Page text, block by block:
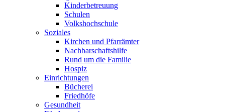
Kinderbetreuung
Schulen
Volkshochschule
Soziales
Kirchen und Pfarrämter
Nachbarschaftshilfe
Rund um die Familie
Hospiz
Einrichtungen
Bücherei
Friedhöfe
Gesundheit